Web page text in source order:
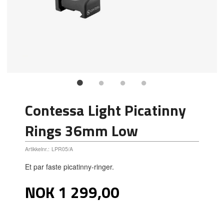
Contessa Light Picatinny
Rings 36mm Low
Artikkelnr.: LPR05/A
Et par faste picatinny-ringer.
Pris
NOK1 299,00